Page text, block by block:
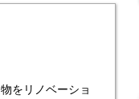
をリノベーショ